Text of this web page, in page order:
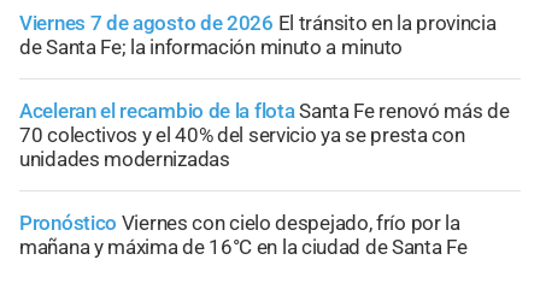
Viernes 7 de agosto de 2026 El tránsito en la provincia
de Santa Fe; la información minuto a minuto
Aceleran el recambio de la flotaSanta Fe renovó más de
70 colectivos y el 40% del servicio ya se presta con
unidades modernizadas
Pronóstico Viernes con cielo despejado, frío por la
mañana y máxima de 16°C en la ciudad de Santa Fe